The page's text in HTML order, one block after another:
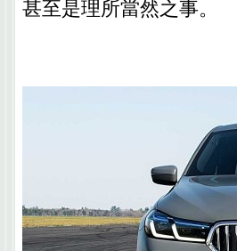
甚至是理所當然之事。